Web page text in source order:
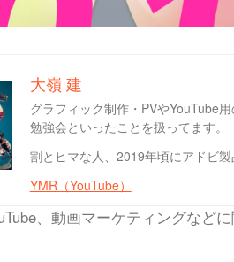
大嶺 建
グラフィック制作・PVやYouTube
勉強会といったことを扱ってます。
割とヒマな人、2019年頃にアドビ
YMR（YouTube）
、動画マーケティングなどに